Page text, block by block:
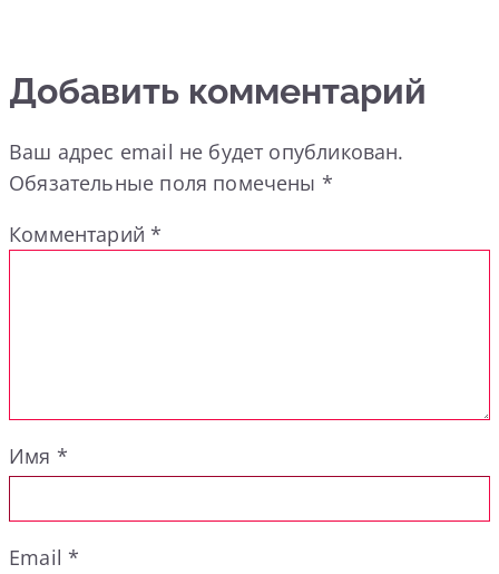
Добавить комментарий
Ваш адрес email не будет опубликован.
Обязательные поля помечены *
Комментарий*
Имя *
Email*